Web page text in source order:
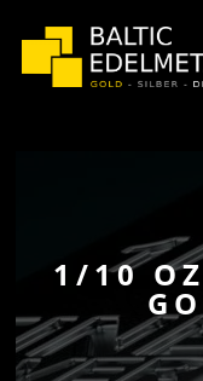
1/10